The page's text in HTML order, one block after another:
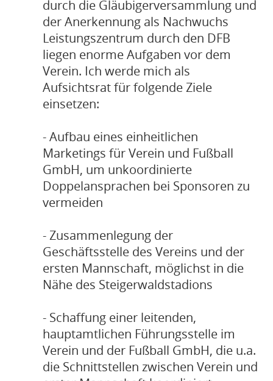
durch die Gläubigerversammlung und
der Anerkennung als Nachwuchs
Leistungszentrum durch den DFB
liegen enorme Aufgaben vor dem
Verein. Ich werde mich als
Aufsichtsrat für folgende Ziele
einsetzen:
- Aufbau eines einheitlichen
Marketings für Verein und Fußball
GmbH, um unkoordinierte
Doppelansprachen bei Sponsoren zu
vermeiden
- Zusammenlegung der
Geschäftsstelle des Vereins und der
ersten Mannschaft, möglichst in die
Nähe des Steigerwaldstadions
- Schaffung einer leitenden,
hauptamtlichen Führungsstelle im
Verein und der Fußball GmbH, die u.a.
die Schnittstellen zwischen Verein und